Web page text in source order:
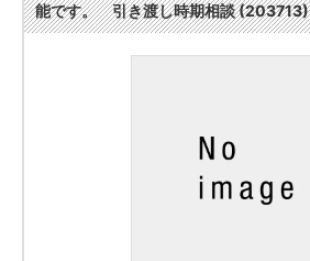
能です。 引き渡し時期相談 (203713)